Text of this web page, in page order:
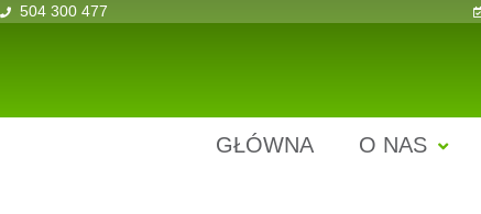
504 300 477
GŁÓWNA O NAS